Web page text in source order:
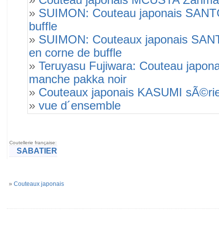
» SUIMON: Couteau japonais
buffle
» SUIMON: Couteaux japonais
en corne de buffle
» Teruyasu Fujiwara: Couteau
manche pakka noir
» Couteaux japonais KASUMI
» vue d´ensemble
Coutellerie française:
SABATIER
» Couteaux japonais